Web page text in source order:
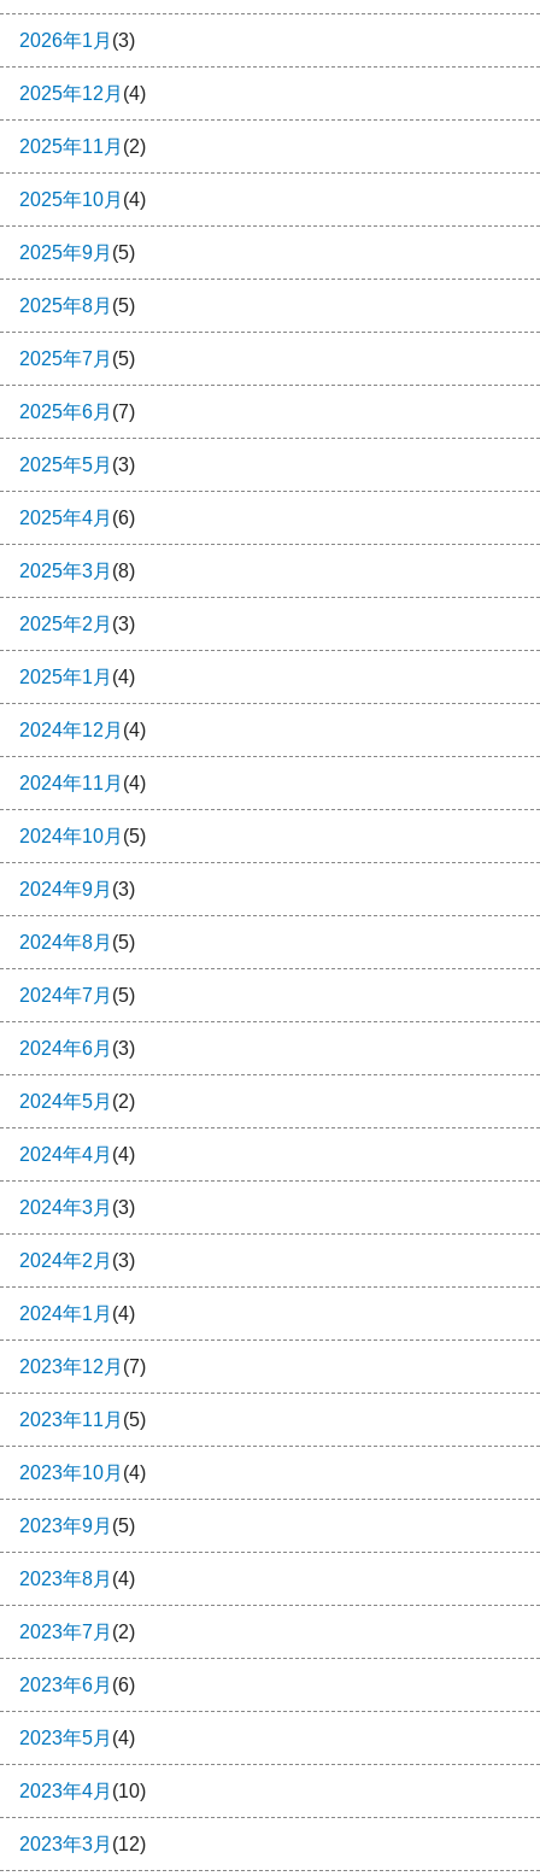
2026年1月 (3)
2025年12月 (4)
2025年11月 (2)
2025年10月 (4)
2025年9月 (5)
2025年8月 (5)
2025年7月 (5)
2025年6月 (7)
2025年5月 (3)
2025年4月 (6)
2025年3月 (8)
2025年2月 (3)
2025年1月 (4)
2024年12月 (4)
2024年11月 (4)
2024年10月 (5)
2024年9月 (3)
2024年8月 (5)
2024年7月 (5)
2024年6月 (3)
2024年5月 (2)
2024年4月 (4)
2024年3月 (3)
2024年2月 (3)
2024年1月 (4)
2023年12月 (7)
2023年11月 (5)
2023年10月 (4)
2023年9月 (5)
2023年8月 (4)
2023年7月 (2)
2023年6月 (6)
2023年5月 (4)
2023年4月 (10)
2023年3月 (12)